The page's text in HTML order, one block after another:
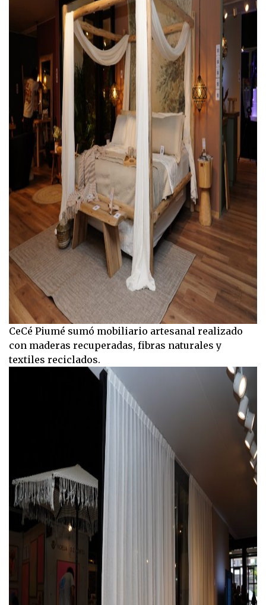
CeCé Piumé sumó mobiliario artesanal realizado
con maderas recuperadas, fibras naturales y
textiles reciclados.